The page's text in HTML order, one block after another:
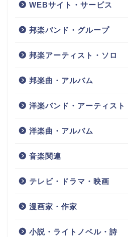
WEBサイト・サービス
邦楽バンド・グループ
邦楽アーティスト・ソロ
邦楽曲・アルバム
洋楽バンド・アーティスト
洋楽曲・アルバム
音楽関連
テレビ・ドラマ・映画
漫画家・作家
小説・ライトノベル・詩